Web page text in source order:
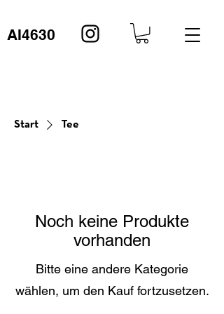
AI4630
Start Tee
Noch keine Produkte
vorhanden
Bitte eine andere Kategorie
wählen, um den Kauf fortzusetzen.